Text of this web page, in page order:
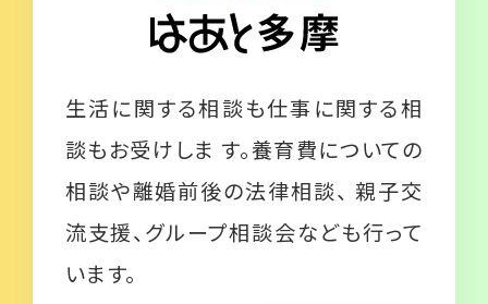
生活に関する相談も仕事に関する相
談もお受けしま す。養育費についての
相談や離婚前後の法律相談、 親子交
流支援、グループ相談会なども行って
います。